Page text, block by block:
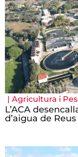
| Agricultura i
L’ACA
d’aigua de Reus